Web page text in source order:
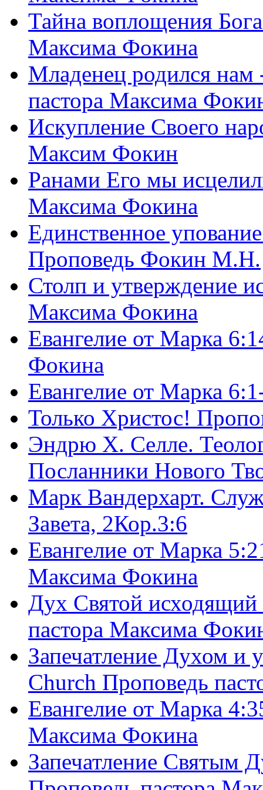
Тайна воплощения
Максима Фокина
Младенец родился
пастора Максима
Искупление Своего
Максим Фокин
Ранами Его мы
Максима Фокина
Единственное
Проповедь Фокин М.Н.
Столп и утверждение
Максима Фокина
Евангелие от Марка
Фокина
Евангелие от Марка
Только Христос!
Эндрю Х. Селле.
Посланники Нового
Марк Вандерхарт.
Завета, 2Кор.3:6
Евангелие от Марка
Максима Фокина
Дух Святой
пастора Максима
Запечатление Духом и
Church Проповедь
Евангелие от Марка
Максима Фокина
Запечатление Святым